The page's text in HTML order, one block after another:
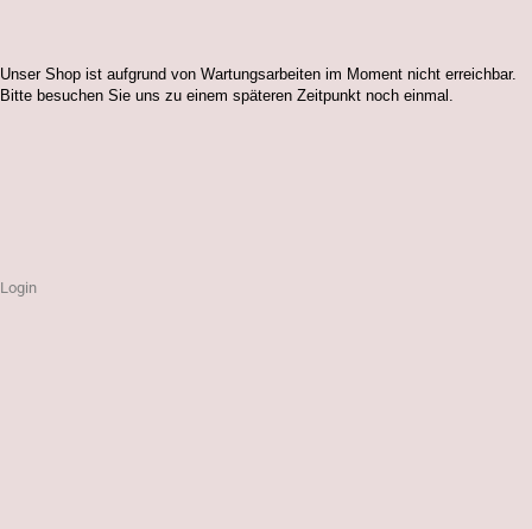
Unser Shop ist aufgrund von Wartungsarbeiten im Moment nicht erreichbar.
Bitte besuchen Sie uns zu einem späteren Zeitpunkt noch einmal.
Login